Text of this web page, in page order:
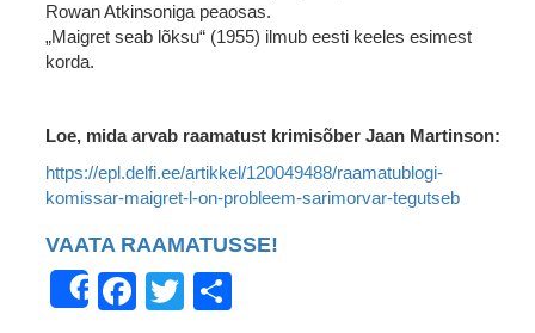
Rowan Atkinsoniga peaosas.
„Maigret seab lõksu“ (1955) ilmub eesti keeles esimest
korda.
Loe, mida arvab raamatust krimisõber Jaan Martinson:
https://epl.delfi.ee/artikkel/120049488/raamatublogi-
komissar-maigret-l-on-probleem-sarimorvar-tegutseb
VAATA RAAMATUSSE!
ShareFacebook
Twitter